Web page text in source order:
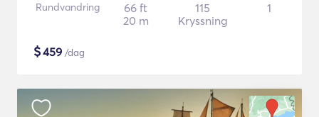
Rundvandring
66 ft
20 m
115
Kryssning
1
$459 /dag